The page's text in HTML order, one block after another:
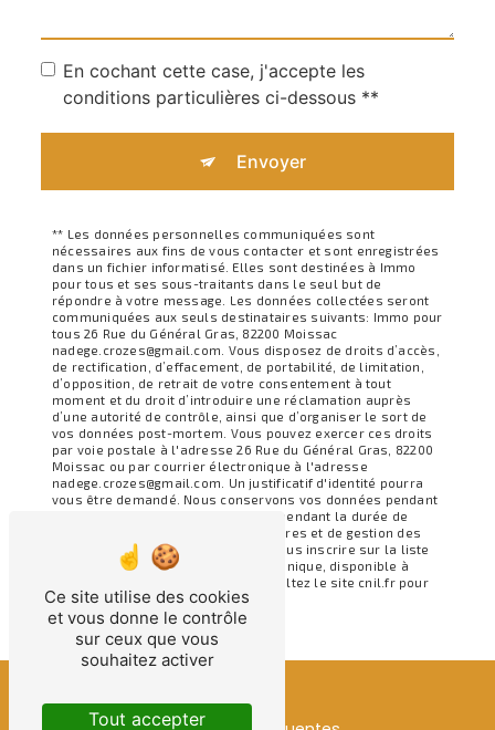
En cochant cette case, j'accepte les
conditions particulières ci-dessous **
Envoyer
** Les données personnelles communiquées sont
nécessaires aux fins de vous contacter et sont enregistrées
dans un fichier informatisé. Elles sont destinées à Immo
pour tous et ses sous-traitants dans le seul but de
répondre à votre message. Les données collectées seront
communiquées aux seuls destinataires suivants: Immo pour
tous 26 Rue du Général Gras, 82200 Moissac
nadege.crozes@gmail.com. Vous disposez de droits d’accès,
de rectification, d’effacement, de portabilité, de limitation,
d’opposition, de retrait de votre consentement à tout
moment et du droit d’introduire une réclamation auprès
d’une autorité de contrôle, ainsi que d’organiser le sort de
vos données post-mortem. Vous pouvez exercer ces droits
par voie postale à l'adresse 26 Rue du Général Gras, 82200
Moissac ou par courrier électronique à l'adresse
nadege.crozes@gmail.com. Un justificatif d'identité pourra
vous être demandé. Nous conservons vos données pendant
la période de prise de contact puis pendant la durée de
prescription légale aux fins probatoires et de gestion des
contentieux. Vous avez le droit de vous inscrire sur la liste
d'opposition au démarchage téléphonique, disponible à
. Consultez le site cnil.fr pour
plus d’informations sur vos droits.
Ce site utilise des cookies
et vous donne le contrôle
sur ceux que vous
souhaitez activer
Tout accepter